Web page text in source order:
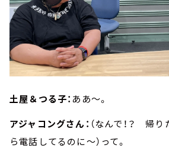
土屋＆つる子： ああ～。
アジャコングさん： （なんで！？ 帰
ら電話してるのに～）って。